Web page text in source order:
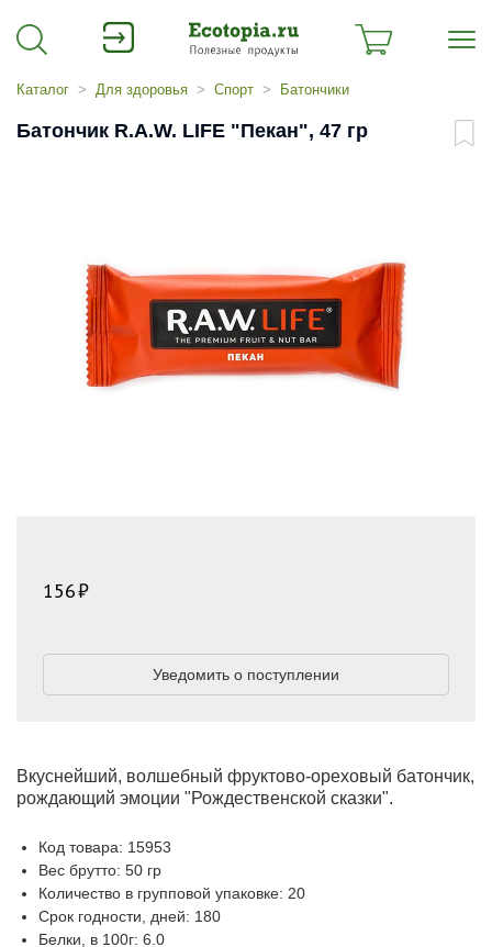
Каталог Для здоровья Спорт Батончики
Батончик R.A.W. LIFE "Пекан", 47 гр
Вкуснейший, волшебный фруктово-ореховый батончик,
рождающий эмоции "Рождественской сказки".
Код товара: 15953
Вес брутто: 50 гр
Количество в групповой упаковке: 20
Срок годности, дней: 180
Белки, в 100г: 6.0
156
Уведомить о поступлении